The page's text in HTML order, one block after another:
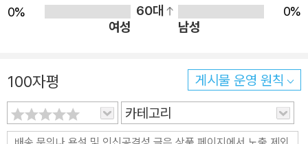
0%
60대
0%
여성
남성
100자평
게시물 운영 원칙
카테고리